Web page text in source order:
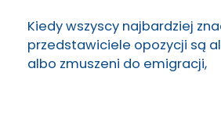
Kiedy wszyscy najbardziej
przedstawiciele opozycji są
albo zmuszeni do emigracji,